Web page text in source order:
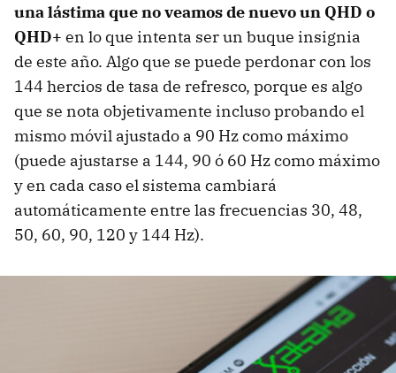
una lástima que no veamos de nuevo un QHD o
QHD+ en lo que intenta ser un buque insignia
de este año. Algo que se puede perdonar con los
144 hercios de tasa de refresco, porque es algo
que se nota objetivamente incluso probando el
mismo móvil ajustado a 90 Hz como máximo
(puede ajustarse a 144, 90 ó 60 Hz como máximo
y en cada caso el sistema cambiará
automáticamente entre las frecuencias 30, 48,
50, 60, 90, 120 y 144 Hz).